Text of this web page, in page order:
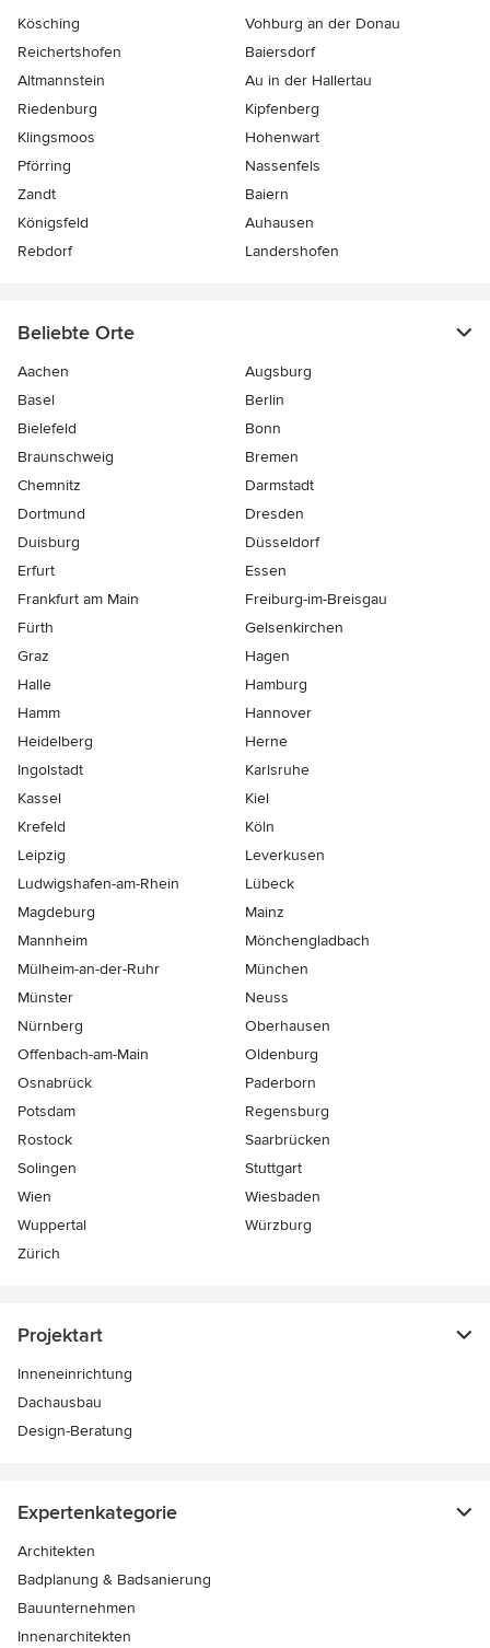
Kösching
Vohburg an der Donau
Reichertshofen
Baiersdorf
Altmannstein
Au in der Hallertau
Riedenburg
Kipfenberg
Klingsmoos
Hohenwart
Pförring
Nassenfels
Zandt
Baiern
Königsfeld
Auhausen
Rebdorf
Landershofen
Beliebte Orte
Aachen
Augsburg
Basel
Berlin
Bielefeld
Bonn
Braunschweig
Bremen
Chemnitz
Darmstadt
Dortmund
Dresden
Duisburg
Düsseldorf
Erfurt
Essen
Frankfurt am Main
Freiburg-im-Breisgau
Fürth
Gelsenkirchen
Graz
Hagen
Halle
Hamburg
Hamm
Hannover
Heidelberg
Herne
Ingolstadt
Karlsruhe
Kassel
Kiel
Krefeld
Köln
Leipzig
Leverkusen
Ludwigshafen-am-Rhein
Lübeck
Magdeburg
Mainz
Mannheim
Mönchen­gladbach
Mülheim-an-der-Ruhr
München
Münster
Neuss
Nürnberg
Oberhausen
Offenbach-am-Main
Oldenburg
Osnabrück
Paderborn
Potsdam
Regensburg
Rostock
Saarbrücken
Solingen
Stuttgart
Wien
Wiesbaden
Wuppertal
Würzburg
Zürich
Projektart
Inneneinrichtung
Dachausbau
Design-Beratung
Expertenkategorie
Architekten
Badplanung & Badsanierung
Bauunternehmen
Innenarchitekten